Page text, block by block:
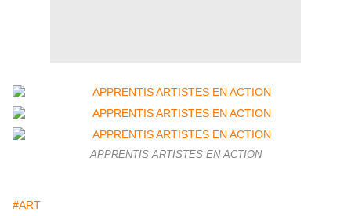
APPRENTIS ARTISTES EN ACTION
#ART